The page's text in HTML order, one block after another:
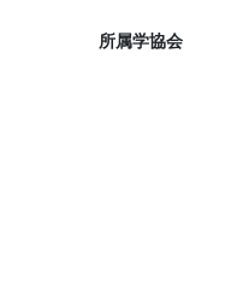
所属学協会